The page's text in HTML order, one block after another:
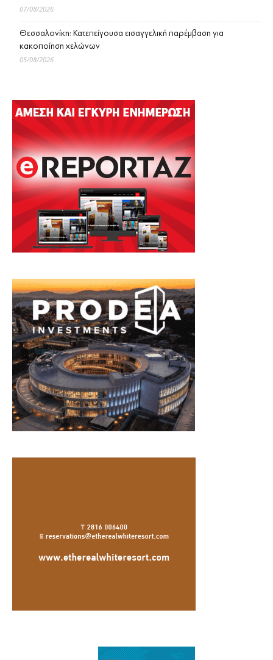
07/08/2026
Θεσσαλονίκη: Κατεπείγουσα εισαγγελική παρέμβαση για
κακοποίηση χελώνων
05/08/2026